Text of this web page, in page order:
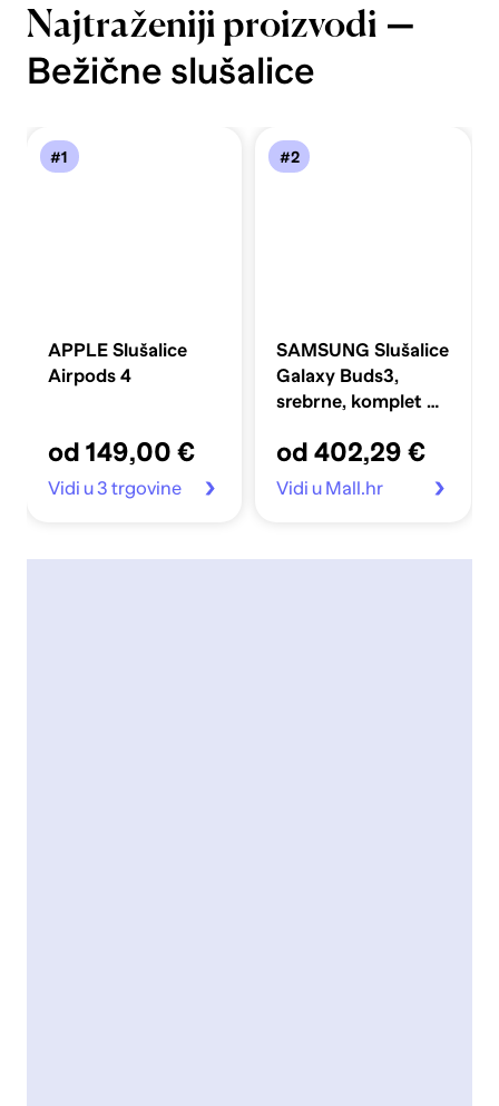
Najtraženiji proizvodi —
Bežične slušalice
#1
APPLE Slušalice
Airpods 4
od 149,00 €
Vidi u 3 trgovine
#2
SAMSUNG Slušalice
Galaxy Buds3,
srebrne, komplet 2x
R530NZAAEUC-1)
od 402,29 €
Vidi u Mall.hr